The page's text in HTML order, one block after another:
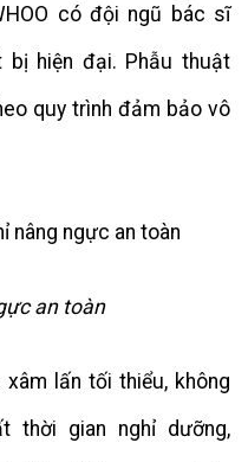
có đội ngũ bác sĩ
bị hiện đại. Phẫu thuật
quy trình đảm bảo vô
an toàn
lấn tối thiểu, không
thời gian nghỉ dưỡng,